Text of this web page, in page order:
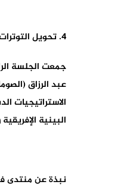
4. تحويل التوترات إلى ثقة
عبد الرزاق
الاستراتيجيات
البينية
نبذة عن منتدى